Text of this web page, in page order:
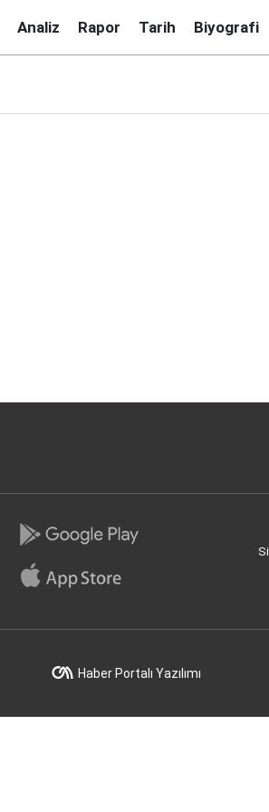
Analiz Rapor Tarih Biyografi
Haber Portalı Yazılımı